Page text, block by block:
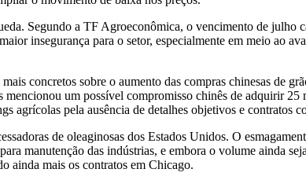
Segundo a TF Agroeconômica, o vencimento de julho
insegurança para o setor, especialmente em meio ao
concretos sobre o aumento das compras chinesas de
um possível compromisso chinês de adquirir 25
agrícolas pela ausência de detalhes objetivos e contratos
de oleaginosas dos Estados Unidos. O
manutenção das indústrias, e embora o volume ainda
ainda mais os contratos em Chicago.